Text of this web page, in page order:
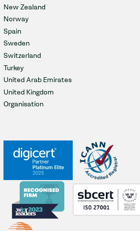
New Zealand
Norway
Spain
Sweden
Switzerland
Turkey
United Arab Emirates
United Kingdom
Organisation